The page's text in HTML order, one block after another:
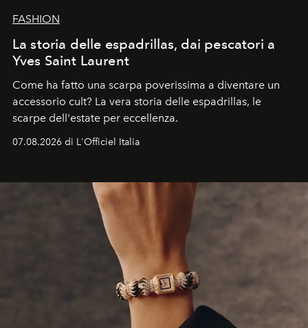
FASHION
La storia delle espadrillas, dai pescatori a
Yves Saint Laurent
Come ha fatto una scarpa poverissima a diventare un
accessorio cult? La vera storia delle espadrillas, le
scarpe dell'estate per eccellenza.
07.08.2026 di L'Officiel Italia